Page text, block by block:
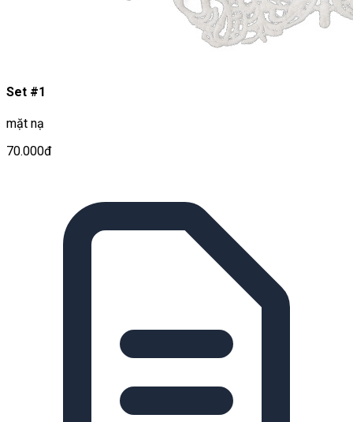
Set #1
mặt nạ
70.000đ